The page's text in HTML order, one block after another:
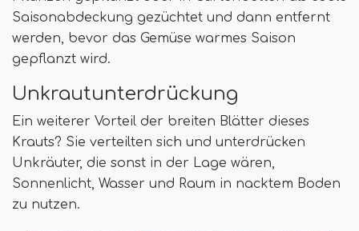
Saisonabdeckung gezüchtet und dann entfernt
werden, bevor das Gemüse warmes Saison
gepflanzt wird.
Unkrautunterdrückung
Ein weiterer Vorteil der breiten Blätter dieses
Krauts? Sie verteilten sich und unterdrücken
Unkräuter, die sonst in der Lage wären,
Sonnenlicht, Wasser und Raum in nacktem Boden
zu nutzen.